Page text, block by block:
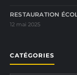
RESTAURATION
12 mai 2025
CATÉGORIES